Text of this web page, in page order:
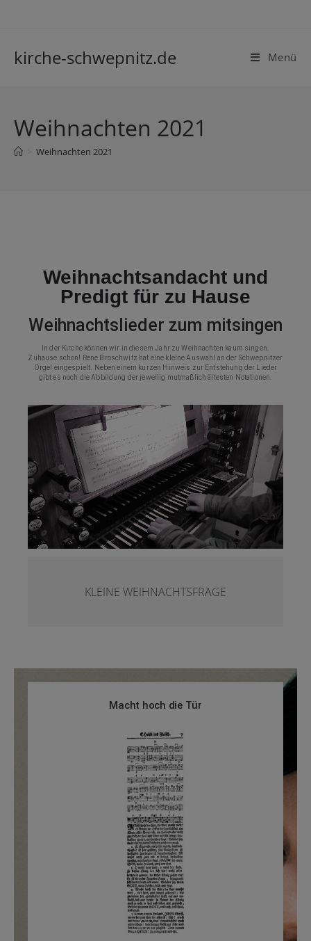
kirche-schwepnitz.de Menü
Weihnachten 2021
Weihnachten 2021
Weihnachtsandacht und
Predigt für zu Hause
Weihnachtslieder zum mitsingen
In der Kirche können wir in diesem Jahr zu Weihnachten kaum singen.
Zuhause schon! Rene Broschwitz hat eine kleine Auswahl an der Schwepnitzer
Orgel eingespielt. Neben einem kurzen Hinweis zur Entstehung der Lieder
gibt es noch die Abbildung der jeweilig mutmaßlich ältesten Notationen.
KLEINE WEIHNACHTSFRAGE
Macht hoch die Tür